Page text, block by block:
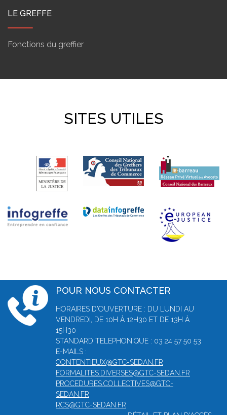
LE GREFFE
Fonctions du greffier
SITES UTILES
POUR NOUS CONTACTER
HORAIRES D'OUVERTURE : DU LUNDI AU
VENDREDI, DE 10H À 12H30 ET DE 13H À
15H30
STANDARD TELEPHONIQUE : 03 24 57 50 53
E-MAILS :
CONTENTIEUX@GTC-SEDAN.FR
FORMALITES.DIVERSES@GTC-SEDAN.FR
PROCEDURES.COLLECTIVES@GTC-
SEDAN.FR
RCS@GTC-SEDAN.FR